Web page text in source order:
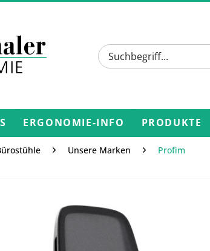
ERGONOMIE-INFO PRODUKTE
Unsere Marken Profim